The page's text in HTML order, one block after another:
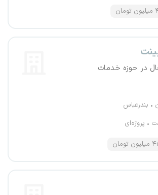
در حوزه خدمات
بندرعباس
پروژه‌ای